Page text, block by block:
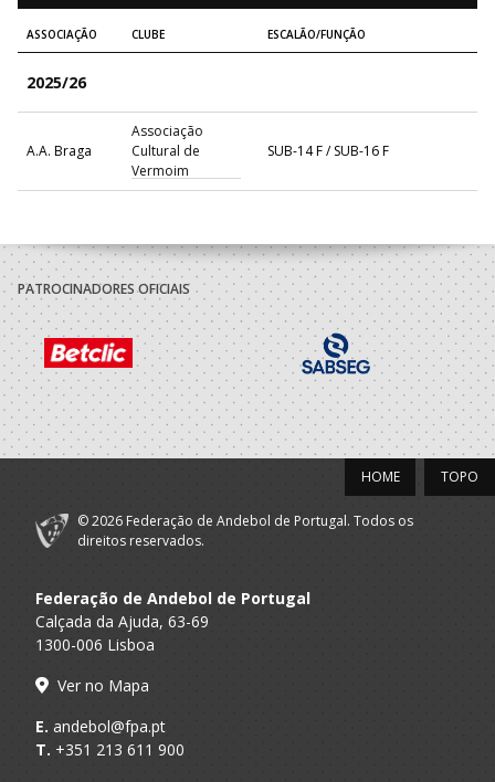
ASSOCIAÇÃO CLUBE ESCALÃO/FUNÇÃO
2025/26
A.A. Braga
Associação
Cultural de
Vermoim
SUB-14 F / SUB-16 F
PATROCINADORES OFICIAIS
TOPO
HOME
© 2026 Federação de Andebol de Portugal. Todos os
direitos reservados.
Federação de Andebol de Portugal
Calçada da Ajuda, 63-69
1300-006 Lisboa
Ver no Mapa
E. andebol@fpa.pt
T. +351 213 611 900